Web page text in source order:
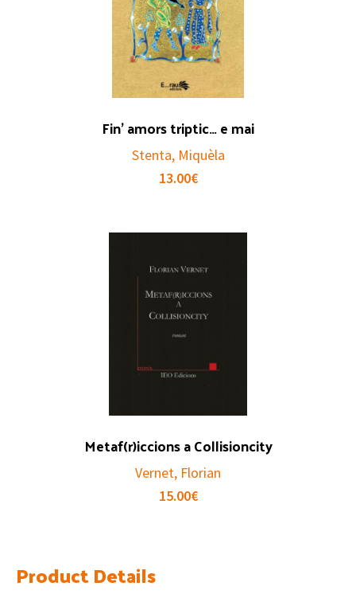
Fin’ amors triptic… e mai
Stenta, Miquèla
13.00€
Metaf(r)iccions a Collisioncity
Vernet, Florian
15.00€
Product Details